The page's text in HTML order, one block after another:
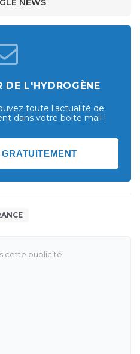
NEWS
DE L'HYDROGÈNE
toute l'actualité de
dans votre boite mail !